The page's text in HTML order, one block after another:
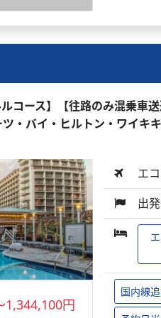
コース】【往路のみ混乗車
・バイ・ヒルトン・ワイキ
1,344,100円
エ
出
国内線